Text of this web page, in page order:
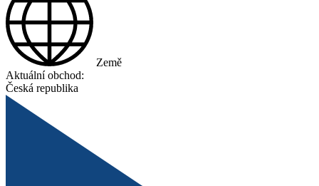
Země
Aktuální obchod:
Česká republika